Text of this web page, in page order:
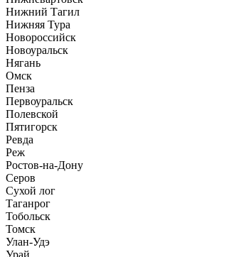
Нижний Тагил
Нижняя Тура
Новороссийск
Новоуральск
Нягань
Омск
Пенза
Первоуральск
Полевской
Пятигорск
Ревда
Реж
Ростов-на-Дону
Серов
Сухой лог
Таганрог
Тобольск
Томск
Улан-Удэ
Урай